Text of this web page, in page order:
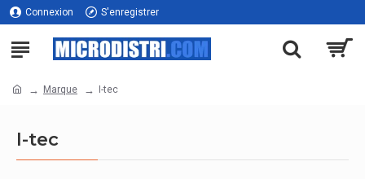
Connexion S'enregistrer
Marque I-tec
I-tec